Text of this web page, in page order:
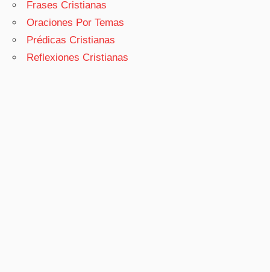
Frases Cristianas
Oraciones Por Temas
Prédicas Cristianas
Reflexiones Cristianas